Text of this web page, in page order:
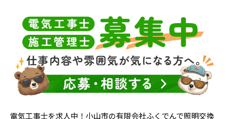
電気工事士を求人中！小山市の有限会社ふくでんで照明交換